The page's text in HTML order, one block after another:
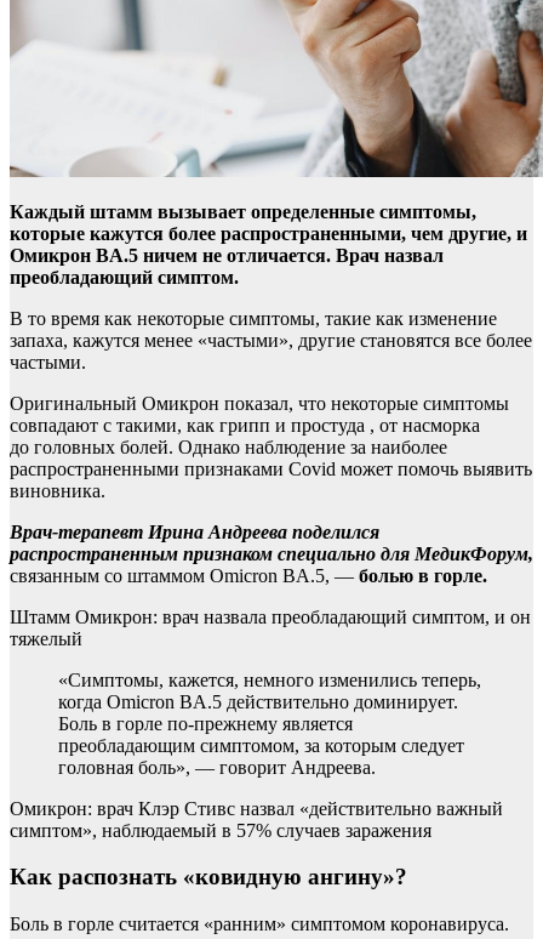
Каждый штамм вызывает определенные симптомы,
которые кажутся более распространенными, чем другие, и
Омикрон BA.5 ничем не отличается. Врач назвал
преобладающий симптом.
В то время как некоторые симптомы, такие как изменение
запаха, кажутся менее «частыми», другие становятся все более
частыми.
Оригинальный Омикрон показал, что некоторые симптомы
совпадают с такими, как грипп и простуда , от насморка
до головных болей. Однако наблюдение за наиболее
распространенными признаками Covid может помочь выявить
виновника.
Врач-терапевт Ирина Андреева поделился
распространенным признаком специально для МедикФорум,
связанным со штаммом Omicron BA.5, — болью в горле.
Штамм Омикрон: врач назвала преобладающий симптом, и он
тяжелый
«Симптомы, кажется, немного изменились теперь,
когда Omicron BA.5 действительно доминирует.
Боль в горле по-прежнему является
преобладающим симптомом, за которым следует
головная боль», — говорит Андреева.
Омикрон: врач Клэр Стивс назвал «действительно важный
симптом», наблюдаемый в 57% случаев заражения
Как распознать «ковидную ангину»?
Боль в горле считается «ранним» симптомом коронавируса.